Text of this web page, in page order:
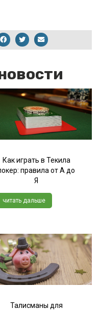
Как играть в Текила
правила от А до
Я
читать дальше
Талисманы для